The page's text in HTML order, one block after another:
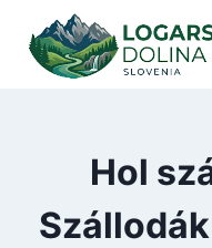
content
Hol